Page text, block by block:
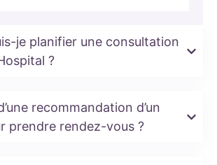
je planifier une consultation
?
recommandation d’un
prendre rendez-vous ?